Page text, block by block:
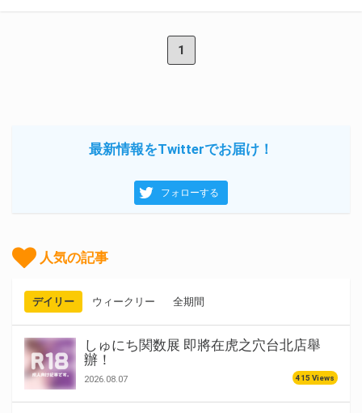
1
最新情報をTwitterでお届け！
フォローする
人気の記事
デイリー ウィークリー 全期間
しゅにち関数展 即將在虎之穴台北店舉
辦！
2026.08.07 415 Views